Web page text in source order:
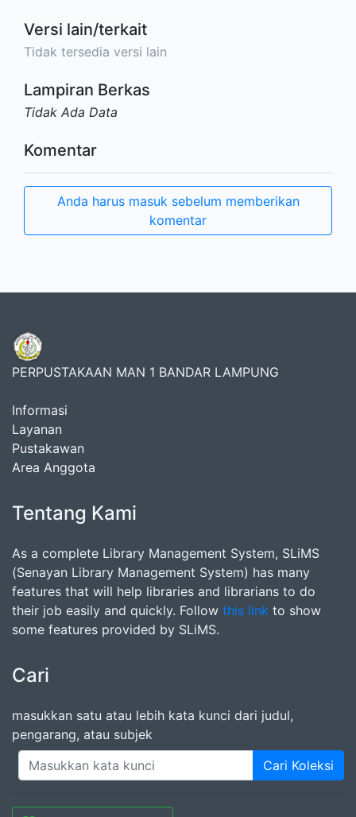
Versi lain/terkait
Tidak tersedia versi lain
Lampiran Berkas
Tidak Ada Data
Komentar
Anda harus masuk sebelum memberikan
komentar
PERPUSTAKAAN MAN 1 BANDAR LAMPUNG
Informasi
Layanan
Pustakawan
Area Anggota
Tentang Kami
As a complete Library Management System, SLiMS
(Senayan Library Management System) has many
features that will help libraries and librarians to do
their job easily and quickly. Follow this link to show
some features provided by SLiMS.
Cari
masukkan satu atau lebih kata kunci dari judul,
pengarang, atau subjek
Cari Koleksi